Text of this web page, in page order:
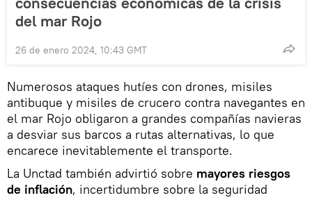
del mar Rojo
26 de enero 2024, 10:43 GMT
Numerosos ataques hutíes con drones, misiles
antibuque y misiles de crucero contra navegantes en
el mar Rojo obligaron a grandes compañías navieras
a desviar sus barcos a rutas alternativas, lo que
encarece inevitablemente el transporte.
La Unctad también advirtió sobre mayores riesgos
de inflación, incertidumbre sobre la seguridad